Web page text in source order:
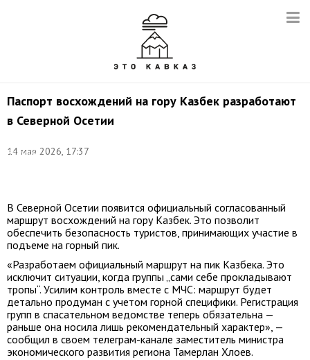
Паспорт восхождений на гору Казбек разработают
в Северной Осетии
14 мая 2026, 17:37
Валерий
В Северной Осетии появится официальный согласованный
маршрут восхождений на гору Казбек. Это позволит
обеспечить безопасность туристов, принимающих участие в
подъеме на горный пик.
«Разработаем официальный маршрут на пик Казбека. Это
исключит ситуации, когда группы „сами себе прокладывают
тропы“. Усилим контроль вместе с МЧС: маршрут будет
детально продуман с учетом горной специфики. Регистрация
групп в спасательном ведомстве теперь обязательна —
раньше она носила лишь рекомендательный характер», —
сообщил в своем телеграм-канале заместитель министра
экономического развития региона Тамерлан Хлоев.